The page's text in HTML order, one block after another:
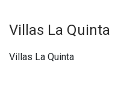
Villas La Quinta
Villas La Quinta